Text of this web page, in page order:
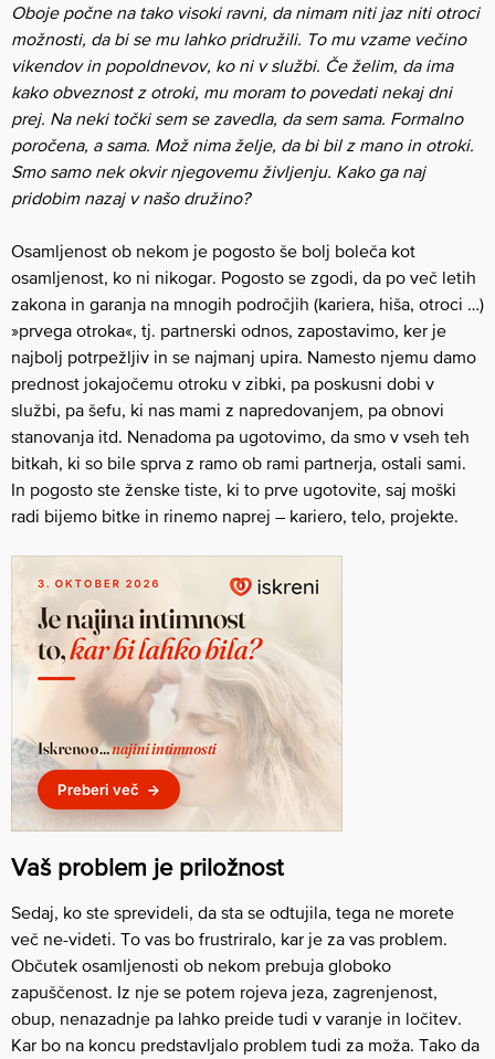
Oboje počne na tako visoki ravni, da nimam niti jaz niti otroci
možnosti, da bi se mu lahko pridružili. To mu vzame večino
vikendov in popoldnevov, ko ni v službi. Če želim, da ima
kako obveznost z otroki, mu moram to povedati nekaj dni
prej. Na neki točki sem se zavedla, da sem sama. Formalno
poročena, a sama. Mož nima želje, da bi bil z mano in otroki.
Smo samo nek okvir njegovemu življenju. Kako ga naj
pridobim nazaj v našo družino?
Osamljenost ob nekom je pogosto še bolj boleča kot
osamljenost, ko ni nikogar. Pogosto se zgodi, da po več letih
zakona in garanja na mnogih področjih (kariera, hiša, otroci …)
»prvega otroka«, tj. partnerski odnos, zapostavimo, ker je
najbolj potrpežljiv in se najmanj upira. Namesto njemu damo
prednost jokajočemu otroku v zibki, pa poskusni dobi v
službi, pa šefu, ki nas mami z napredovanjem, pa obnovi
stanovanja itd. Nenadoma pa ugotovimo, da smo v vseh teh
bitkah, ki so bile sprva z ramo ob rami partnerja, ostali sami.
In pogosto ste ženske tiste, ki to prve ugotovite, saj moški
radi bijemo bitke in rinemo naprej – kariero, telo, projekte.
Vaš problem je priložnost
Sedaj, ko ste sprevideli, da sta se odtujila, tega ne morete
več ne-videti. To vas bo frustriralo, kar je za vas problem.
Občutek osamljenosti ob nekom prebuja globoko
zapuščenost. Iz nje se potem rojeva jeza, zagrenjenost,
obup, nenazadnje pa lahko preide tudi v varanje in ločitev.
Kar bo na koncu predstavljalo problem tudi za moža. Tako da